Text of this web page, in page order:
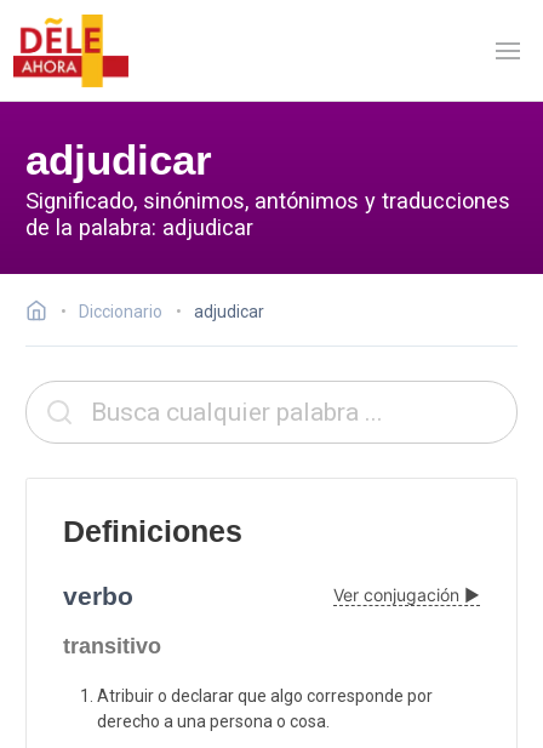
adjudicar
Significado, sinónimos, antónimos y traducciones
de la palabra: adjudicar
Diccionario adjudicar
Definiciones
verbo Ver conjugación ▶
transitivo
Atribuir o declarar que algo corresponde por
derecho a una persona o cosa.